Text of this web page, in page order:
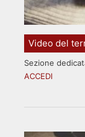
Video del
Sezione
ACCEDI